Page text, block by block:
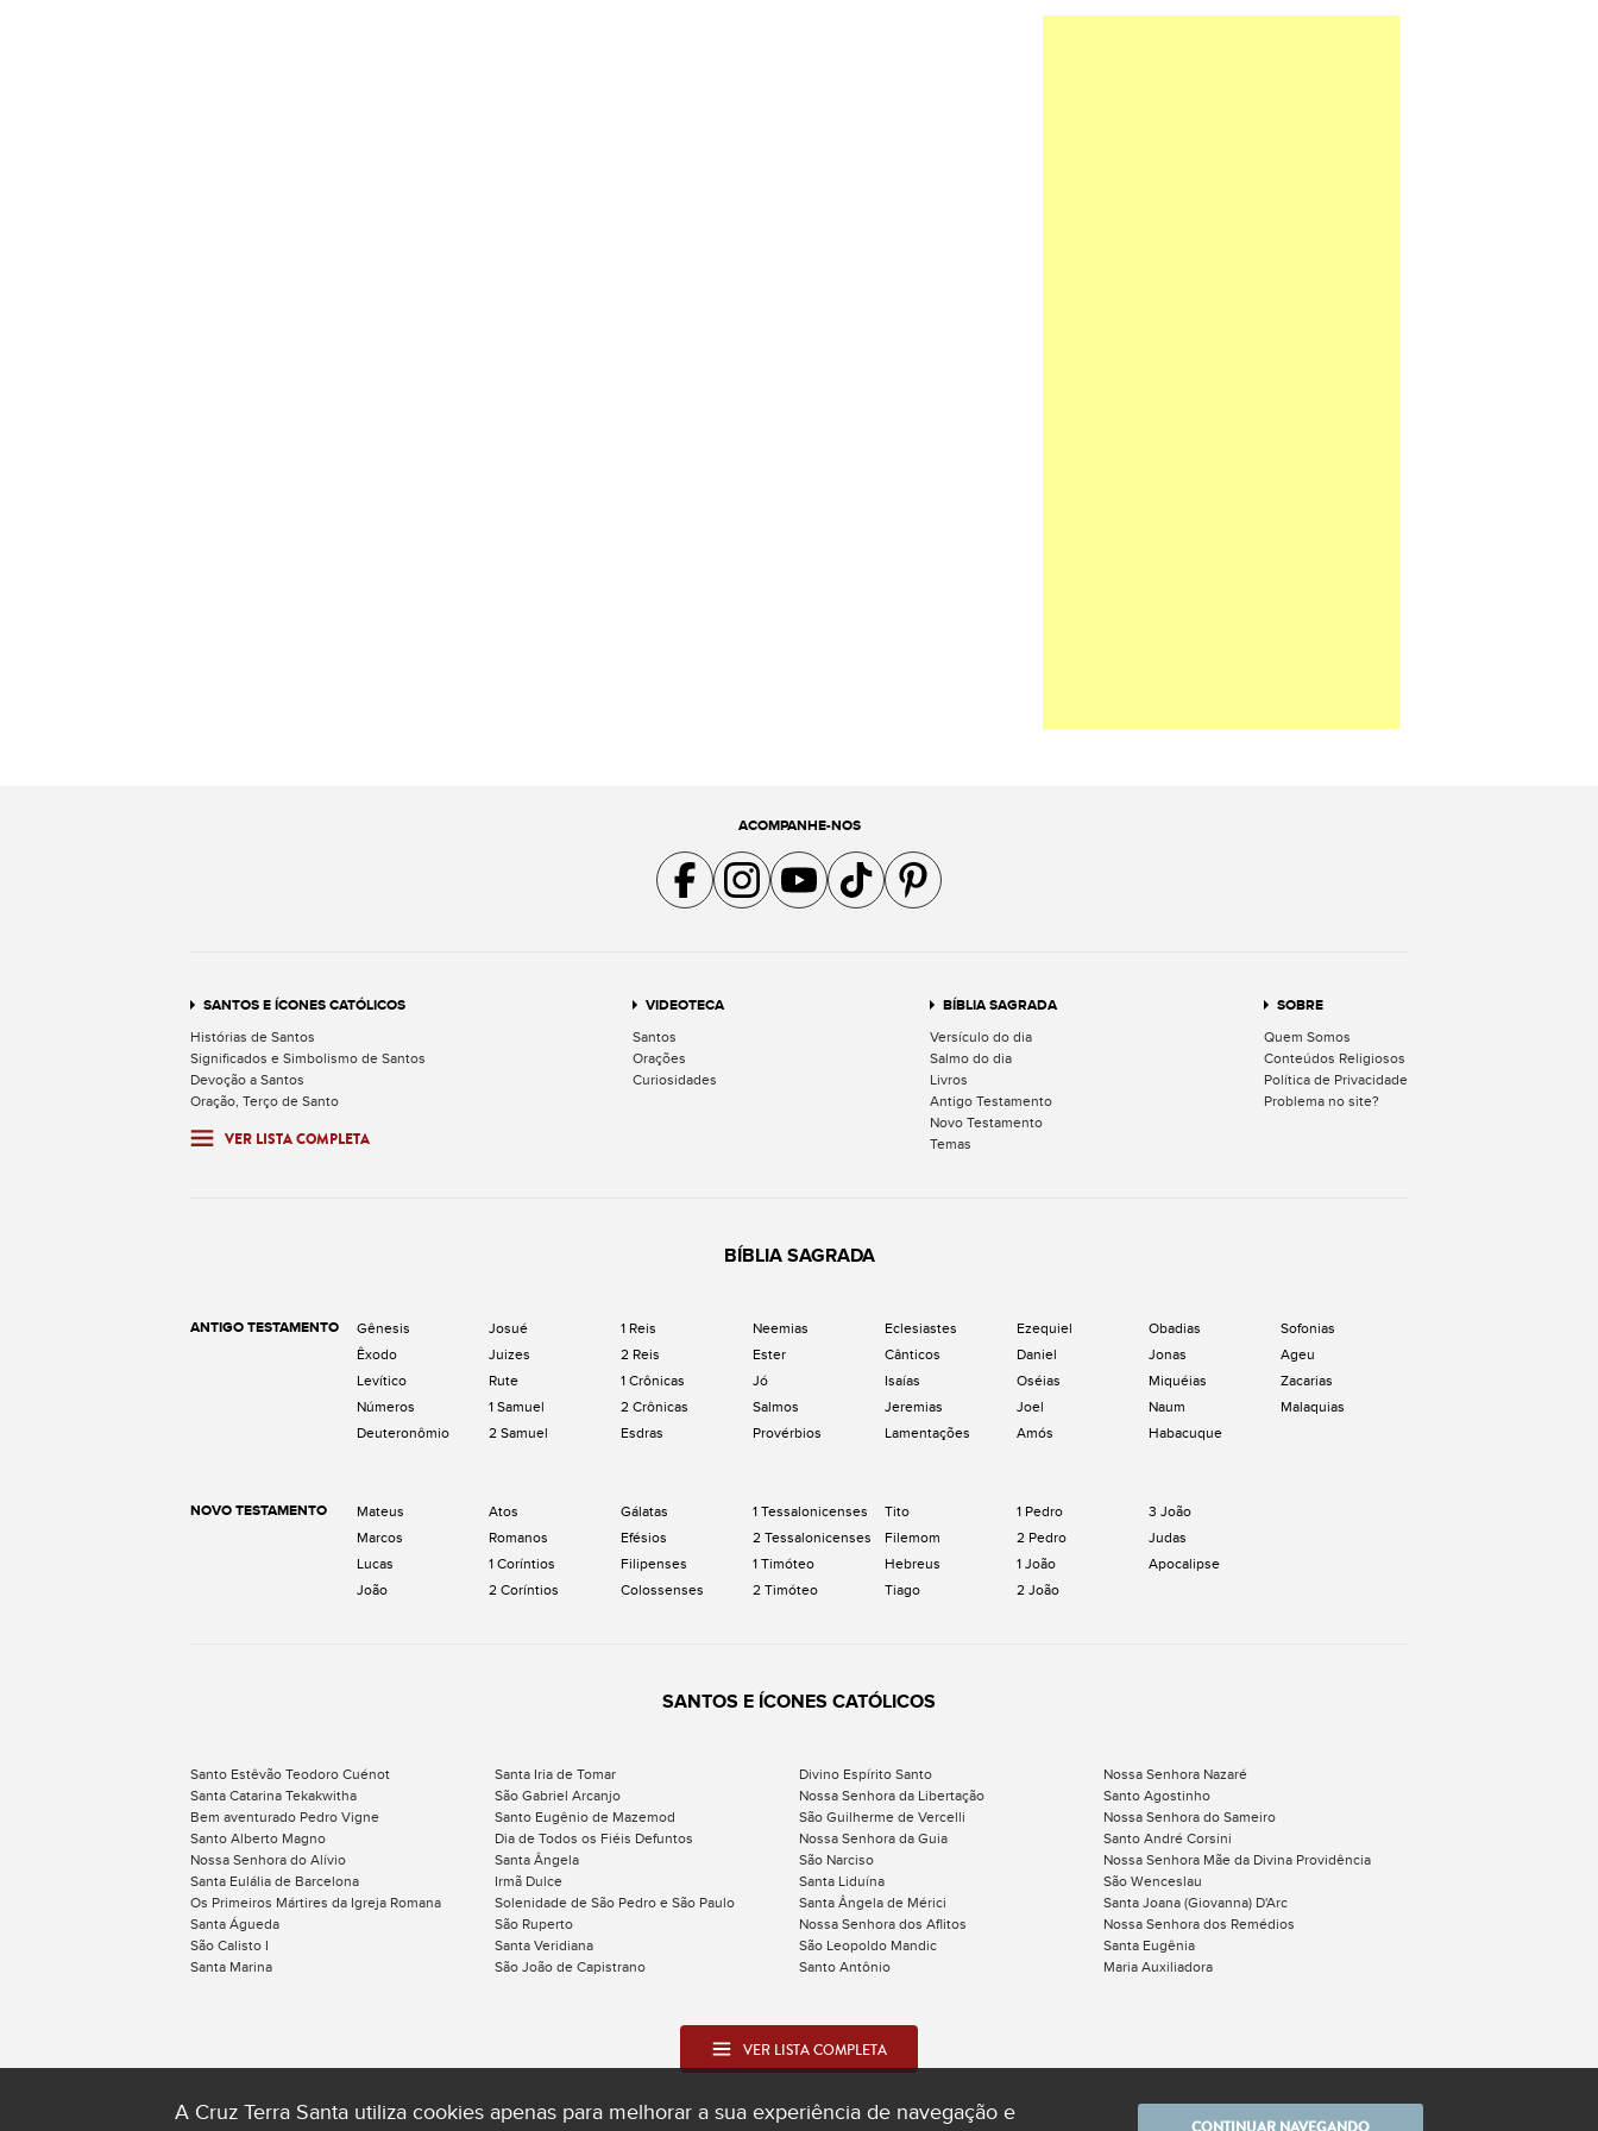
ACOMPANHE-NOS
Acompanhe a gente no Facebook
Acompanhe a gente no Instagram
Acompanhe a gente no YouTube
Acompanhe a gente no TikTok
Acompanhe a gente no Pinterest
SANTOS E ÍCONES CATÓLICOS
Histórias de Santos
Significados e Simbolismo de Santos
Devoção a Santos
Oração, Terço de Santo
VER LISTA COMPLETA
VIDEOTECA
Santos
Orações
Curiosidades
BÍBLIA SAGRADA
Versículo do dia
Salmo do dia
Livros
Antigo Testamento
Novo Testamento
Temas
SOBRE
Quem Somos
Conteúdos Religiosos
Política de Privacidade
Problema no site?
BÍBLIA SAGRADA
ANTIGO TESTAMENTO
Gênesis
Êxodo
Levítico
Números
Deuteronômio
Josué
Juizes
Rute
1 Samuel
2 Samuel
1 Reis
2 Reis
1 Crônicas
2 Crônicas
Esdras
Neemias
Ester
Jó
Salmos
Provérbios
Eclesiastes
Cânticos
Isaías
Jeremias
Lamentações
Ezequiel
Daniel
Oséias
Joel
Amós
Obadias
Jonas
Miquéias
Naum
Habacuque
Sofonias
Ageu
Zacarias
Malaquias
NOVO TESTAMENTO
Mateus
Marcos
Lucas
João
Atos
Romanos
1 Coríntios
2 Coríntios
Gálatas
Efésios
Filipenses
Colossenses
1 Tessalonicenses
2 Tessalonicenses
1 Timóteo
2 Timóteo
Tito
Filemom
Hebreus
Tiago
1 Pedro
2 Pedro
1 João
2 João
3 João
Judas
Apocalipse
SANTOS E ÍCONES CATÓLICOS
Santo Estêvão Teodoro Cuénot Santa Iria de Tomar Divino Espírito Santo
Nossa Senhora Nazaré
Santa Catarina Tekakwitha
São Gabriel Arcanjo Nossa Senhora da Libertação
Santo Agostinho
Bem aventurado Pedro Vigne
Santo Eugênio de Mazemod São Guilherme de Vercelli
Nossa Senhora do Sameiro
Santo Alberto Magno
Dia de Todos os Fiéis Defuntos Nossa Senhora da Guia
Santo André Corsini
Nossa Senhora do Alívio
Santa Ângela São Narciso
Nossa Senhora Mãe da Divina Providência
Santa Eulália de Barcelona
Irmã Dulce Santa Liduína
São Wenceslau
Os Primeiros Mártires da Igreja Romana
Solenidade de São Pedro e São Paulo Santa Ângela de Mérici
Santa Joana (Giovanna) D'Arc
Santa Águeda
São Ruperto Nossa Senhora dos Aflitos
Nossa Senhora dos Remédios
São Calisto I
Santa Veridiana São Leopoldo Mandic
Santa Eugênia
Santa Marina
São João de Capistrano Santo Antônio Maria Auxiliadora
VER LISTA COMPLETA
A Cruz Terra Santa utiliza cookies apenas para melhorar a sua experiência de navegação e